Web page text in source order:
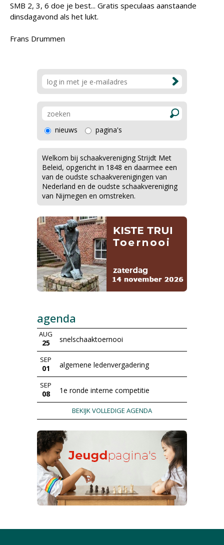
SMB 2, 3, 6 doe je best... Gratis speculaas aanstaande
dinsdagavond als het lukt.
Frans Drummen
nieuws pagina's
Welkom bij schaakvereniging Strijdt Met
Beleid, opgericht in 1848 en daarmee een
van de oudste schaakverenigingen van
Nederland en de oudste schaakvereniging
van Nijmegen en omstreken.
agenda
AUG
25 snelschaaktoernooi
SEP
01 algemene ledenvergadering
SEP
08 1e ronde interne competitie
BEKIJK VOLLEDIGE AGENDA